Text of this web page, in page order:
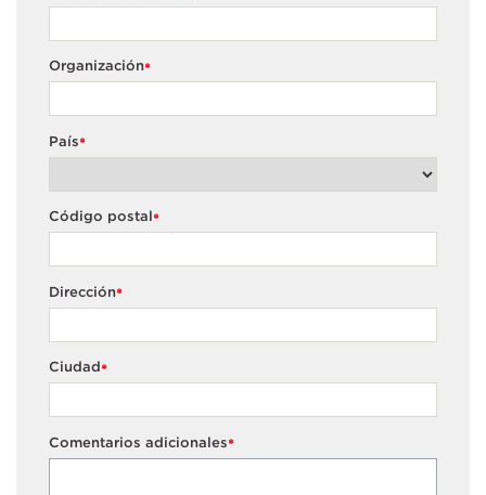
*
Organización
*
País
*
Código postal
*
Dirección
*
Ciudad
*
Comentarios adicionales